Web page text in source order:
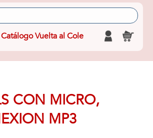
Catálogo Vuelta al Cole
CON MICRO,
MP3